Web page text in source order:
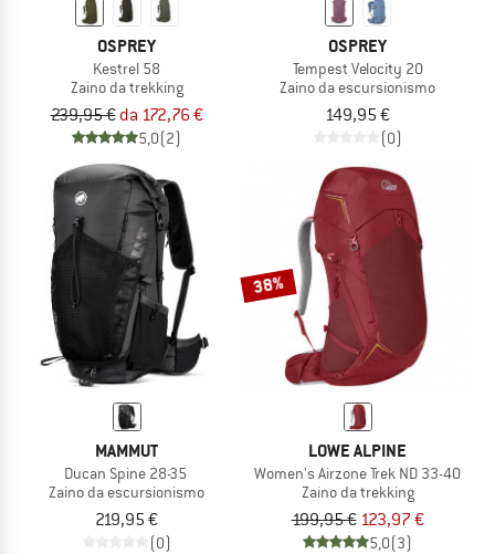
OSPREY
Kestrel 58
Zaino da trekking
239,95 € da 172,76 €
5,0(2)
OSPREY
Tempest Velocity 20
Zaino da escursionismo
149,95 €
(0)
MAMMUT
Ducan Spine 28-35
Zaino da escursionismo
219,95 €
(0)
38%
LOWE ALPINE
Women's Airzone Trek ND 33-40
Zaino da trekking
199,95 € 123,97 €
5,0(3)